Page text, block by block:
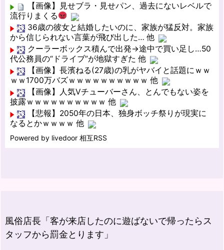
【画像】見せブラ・見せパン、過去にないレベルで
流行りまくる
36歳の彼女と結婚したいのに、家族が猛反対。家族
から信じられない言葉が飛び出した… 他
クーラーボックス積んで出発→途中で買い足し…50
代公務員の“ドライブ”が地獄すぎた 他
【画像】長濱ねる(27歳)の乳がヤバイと話題にｗｗ
ｗｗ1700万バズｗｗｗｗｗｗｗｗｗｗ 他
【画像】人気Vチューバーさん、とんでもない姿を
披露ｗｗｗｗｗｗｗｗｗｗ 他
【悲報】2050年の日本、独身ボッチ祭りが現実に
なるとかｗｗｗｗ 他
Powered by livedoor 相互RSS
風俗店長「客が来店したのに遊ばないで帰ったらス
タッフから罰金とります」